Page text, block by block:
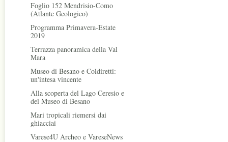
Foglio 152 Mendrisio-Como
(Atlante Geologico)
Programma Primavera-Estate
2019
Terrazza panoramica della Val
Mara
Museo di Besano e Coldiretti:
un'intesa vincente
Alla scoperta del Lago Ceresio e
del Museo di Besano
Mari tropicali riemersi dai
ghiacciai
Varese4U Archeo e VareseNews